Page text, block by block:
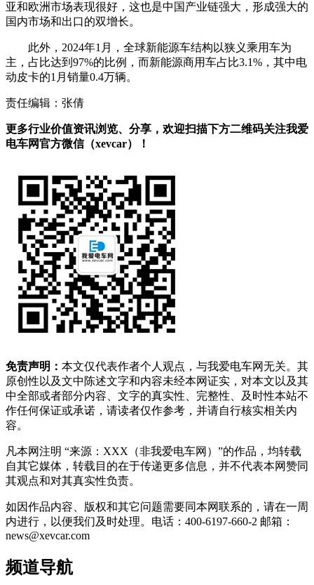
亚和欧洲市场表现很好，这也是中国产业链强大，形成强大的
国内市场和出口的双增长。
此外，2024年1月，全球新能源车结构以狭义乘用车为
主，占比达到97%的比例，而新能源商用车占比3.1%，其中电
动皮卡的1月销量0.4万辆。
责任编辑：张倩
更多行业价值资讯浏览、分享，欢迎扫描下方二维码关注我爱
电车网官方微信（xevcar）！
免责声明： 本文仅代表作者个人观点，与我爱电车网无关。其
原创性以及文中陈述文字和内容未经本网证实，对本文以及其
中全部或者部分内容、文字的真实性、完整性、及时性本站不
作任何保证或承诺，请读者仅作参考，并请自行核实相关内
容。
凡本网注明 “来源：XXX（非我爱电车网）”的作品，均转载
自其它媒体，转载目的在于传递更多信息，并不代表本网赞同
其观点和对其真实性负责。
如因作品内容、版权和其它问题需要同本网联系的，请在一周
内进行，以便我们及时处理。电话：400-6197-660-2 邮箱：
news@xevcar.com
频道导航